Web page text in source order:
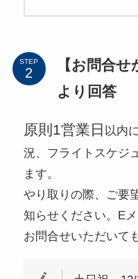
STEP
【お問合
より回答
原則1営業日 以内
況、フライトスケジ
ます。
やり取りの際、ご要
知らせください。E
お問合せいただいて